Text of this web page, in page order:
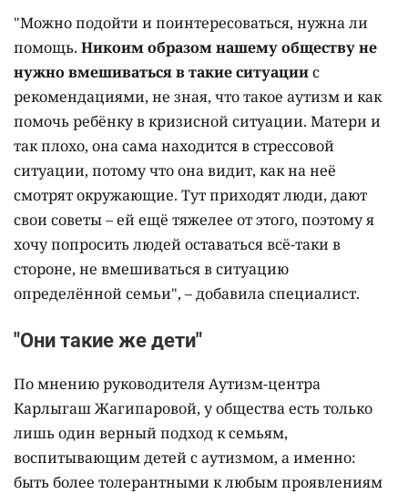
"Можно подойти и поинтересоваться, нужна ли
помощь. Никоим образом нашему обществу не
нужно вмешиваться в такие ситуациис
рекомендациями, не зная, что такое аутизм и как
помочь ребёнку в кризисной ситуации. Матери и
так плохо, она сама находится в стрессовой
ситуации, потому что она видит, как на неё
смотрят окружающие. Тут приходят люди, дают
свои советы – ей ещё тяжелее от этого, поэтому я
хочу попросить людей оставаться всё-таки в
стороне, не вмешиваться в ситуацию
определённой семьи", – добавила специалист.
"Они такие же дети"
По мнению руководителя Аутизм-центра
Карлыгаш Жагипаровой, у общества есть только
лишь один верный подход к семьям,
воспитывающим детей с аутизмом, а именно:
быть более толерантными к любым проявлениям